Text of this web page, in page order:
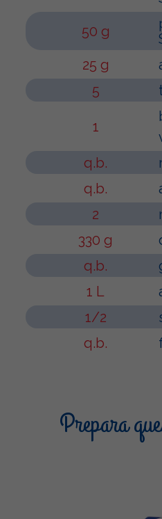
50 g
25 g
5
1
q.b.
q.b.
2
330 g
q.b.
1 L
1/2
q.b.
Prepara